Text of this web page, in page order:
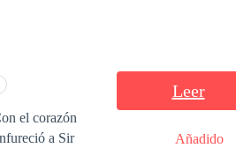
el corazón
a Sir
Leer
Añadido